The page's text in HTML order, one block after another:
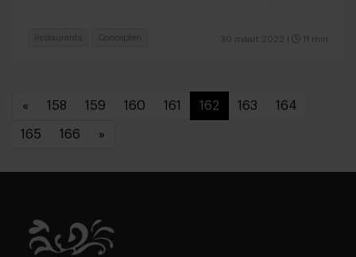
30 maart 2022 11 min
Restaurants Concepten
« 158 159 160 161 162 163 164
165 166 »